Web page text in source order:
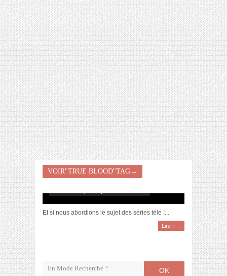
[VIDÉO] LA SÉLECTION DU MOIS
#JANVIER2024
[VIDÉO] HELLOFRESH #34 : IDÉES
RECETTES RISOTTO
VOIR"TRUE BLOOD"TAG→
Les séries télévisées
Et si nous abordions le sujet des séries télé !...
Lire +→
OK